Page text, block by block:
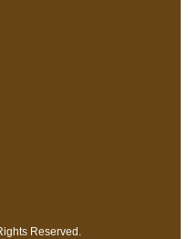
Reserved.